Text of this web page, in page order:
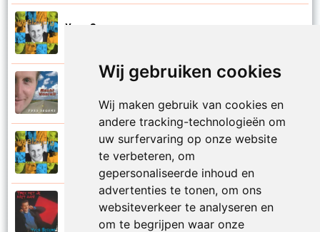
Wij gebruiken cookies
Wij maken gebruik van cookies en
andere tracking-technologieën om
uw surfervaring op onze website
te verbeteren, om
gepersonaliseerde inhoud en
advertenties te tonen, om ons
websiteverkeer te analyseren en
om te begrijpen waar onze
Yves Segers
Yves Segers
Voor je gaat
Yves Segers
Voor jou